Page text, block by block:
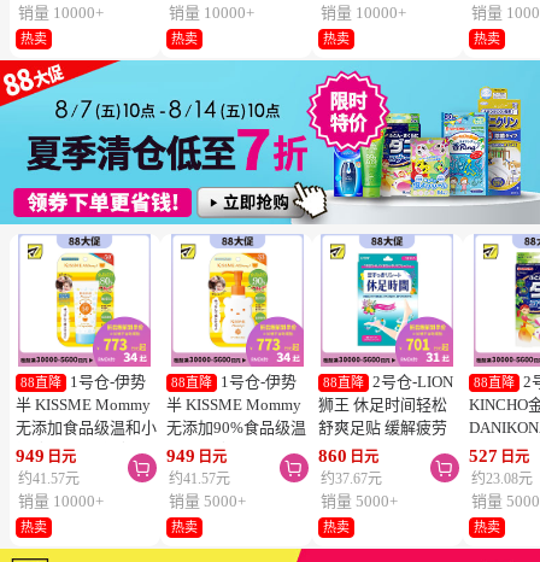
销量 10000+
热卖
销量 10000+
热卖
销量 10000+
热卖
销量
热卖
88直降
1号仓-伊势
半 KISSME Mommy
无添加食品级温和小
熊防晒霜 儿童防晒
霜 SPF50+ PA++++
50g
949 日元
约41.57元

销量 10000+
热卖
88直降
1号仓-伊势
半 KISSME Mommy
无添加90%食品级温
和小熊防晒啫喱 儿
童防晒霜 SPF33／
PA+++ 100g
949 日元
约41.57元

销量 5000+
热卖
88直降 2号仓-LION
狮王 休足时间轻松
舒爽足贴 缓解疲劳
18片
860 日元
约37.67元

销量 5000+
热卖
88直降
2
KINCHO
被褥用清
2个装
527 日元
约23.08元
销量
热卖